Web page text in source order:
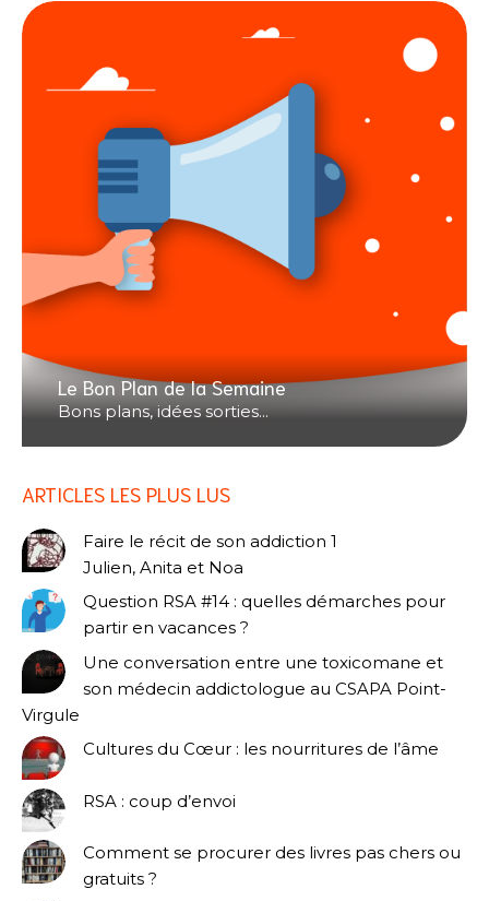
Le Bon Plan de la Semaine
Bons plans, idées sorties...
ARTICLES LES PLUS LUS
Faire le récit de son addiction 1
Julien, Anita et Noa
Question RSA #14 : quelles démarches pour
partir en vacances ?
Une conversation entre une toxicomane et
son médecin addictologue au CSAPA Point-
Virgule
Cultures du Cœur : les nourritures de l’âme
RSA : coup d’envoi
Comment se procurer des livres pas chers ou
gratuits ?